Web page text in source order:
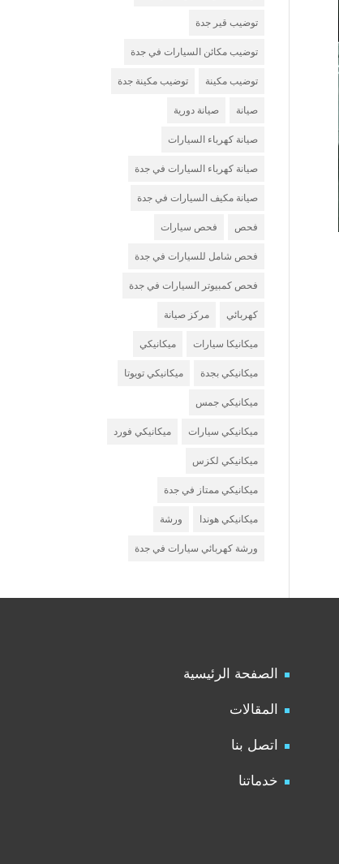
توضيب قير جدة
توضيب مكائن السيارات في جدة
توضيب مكينة توضيب مكينة جدة
صيانة صيانة دورية
صيانة كهرباء السيارات
صيانة كهرباء السيارات في جدة
صيانة مكيف السيارات في جدة
فحص فحص سيارات
فحص شامل للسيارات في جدة
فحص كمبيوتر السيارات في جدة
كهربائي مركز صيانة
ميكانيكا سيارات ميكانيكي
ميكانيكي بجدة ميكانيكي تويوتا
ميكانيكي جمس
ميكانيكي سيارات ميكانيكي فورد
ميكانيكي لكزس
ميكانيكي ممتاز في جدة
ميكانيكي هوندا ورشة
ورشة كهربائي سيارات في جدة
الصفحة الرئيسية
المقالات
اتصل بنا
خدماتنا